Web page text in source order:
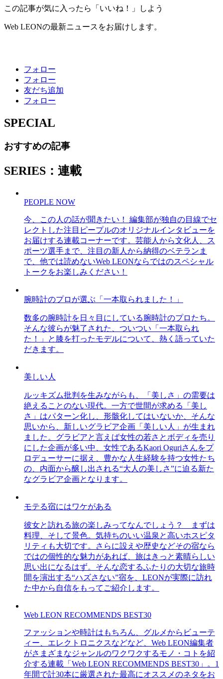
この記事が気に入ったら「いいね！」しよう
Web LEONの最新ニュースをお届けします。
フォロー
フォロー
友だち追加
フォロー
SPECIAL
おすすめの記事
SERIES：連載
PEOPLE NOW
今、この人の話が聞きたい！ 編集部が独自の目線でセ
レクトした注目ピープルのオリジナルインタビューを
お届けする連載コーナーです。芸能人から文化人、ス
ポーツ選手まで、注目の新人から納得のベテランま
で、他では読めないWeb LEONならではのスペシャル
トークをお楽しみください！
腕時計のプロが選ぶ「一本取られました！」
数多の腕時計を日々目にしている腕時計のプロたち。
そんな彼らが魅了された、ついつい「一本取られ
た！」と膝を打ったモデルについて、熱く語っていた
だきます。
美しい人
ルッキズム批判を生みながらも、「美しさ」の需要は
絶えることのない現代。一方で世間が求める「美し
さ」はパターン化し、形骸化してはいないか、そんな
思いから、新しいグラビア企画「美しい人」が生まれ
ました。グラビアと言えば女性の若さとボディを売り
にした企画が多い中、女性であるKaori Oguriさんをプ
ロデューサーに据え、豊かな人生経験を持つ女性たち
の、内面から醸し出される“大人の美しさ”に迫る新た
なグラビア企画となります。
モテる宿にはワケがある
彼女と訪れる旅の楽しみってなんでしょう？ まずは
料理、そして景色。気持ちのいい温泉と高いホスピタ
リティも大切です。さらに設えや歴史などその宿なら
ではの個性的な魅力があれば、旅はきっと素晴らしい
思い出になるはず。そんな恋するふたりの大切な旅時
間を演出する“ハズさない”宿を、LEONが実際に訪れ
た中から自信をもってご紹介します。
Web LEON RECOMMENDS BEST30
ファッションや時計はもちろん、グルメからビューテ
ィー、エレクトロニクスなどなど、Web LEON編集者
がさまざまなジャンルのワクワクするモノ・コトを紹
介する連載「Web LEON RECOMMENDS BEST30」。1
年間で計30本に厳選された最高にオススメのネタをお